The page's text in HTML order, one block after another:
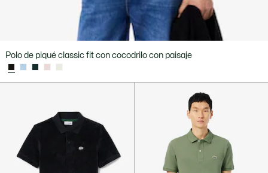
Polo de piqué classic fit con cocodrilo con paisaje